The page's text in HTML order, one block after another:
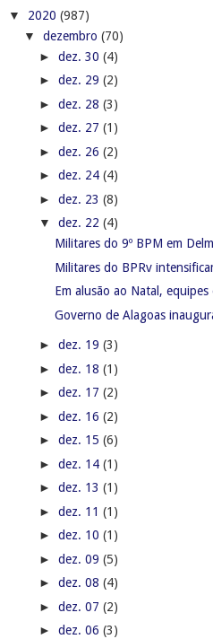
▼ 2020 (987)
▼ dezembro (70)
► dez. 30 (4)
► dez. 29 (2)
► dez. 28 (3)
► dez. 27 (1)
► dez. 26 (2)
► dez. 24 (4)
► dez. 23 (8)
▼ dez. 22 (4)
Militares do 9º BPM em
Militares do BPRv
Em alusão ao Natal,
Governo de Alagoas
► dez. 19 (3)
► dez. 18 (1)
► dez. 17 (2)
► dez. 16 (2)
► dez. 15 (6)
► dez. 14 (1)
► dez. 13 (1)
► dez. 11 (1)
► dez. 10 (1)
► dez. 09 (5)
► dez. 08 (4)
► dez. 07 (2)
► dez. 06 (3)